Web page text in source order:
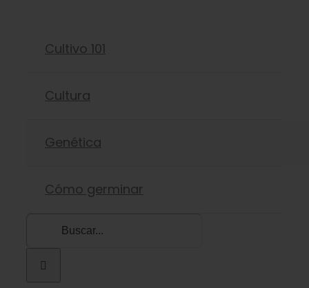
Cultivo 101
Cultura
Genética
Cómo germinar
Buscar: